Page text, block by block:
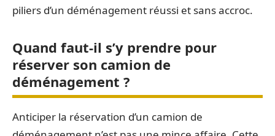
piliers d’un déménagement réussi et sans accroc.
Quand faut-il s’y prendre pour
réserver son camion de
déménagement ?
Anticiper la réservation d’un camion de